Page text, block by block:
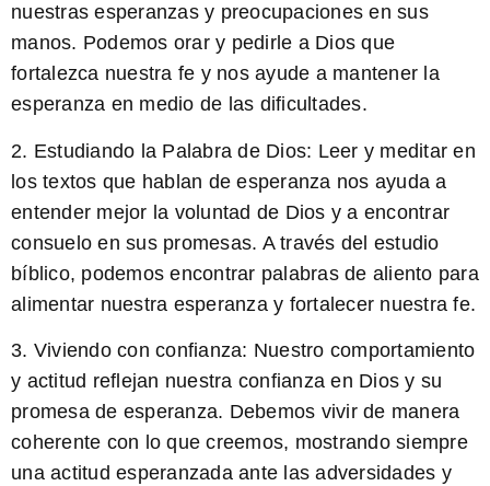
nuestras esperanzas y preocupaciones en sus
manos. Podemos orar y pedirle a Dios que
fortalezca nuestra fe y nos ayude a mantener la
esperanza en medio de las dificultades.
2. Estudiando la Palabra de Dios: Leer y meditar en
los textos que hablan de esperanza nos ayuda a
entender mejor la voluntad de Dios y a encontrar
consuelo en sus promesas. A través del estudio
bíblico, podemos encontrar palabras de aliento para
alimentar nuestra esperanza y fortalecer nuestra fe.
3. Viviendo con confianza: Nuestro comportamiento
y actitud reflejan nuestra confianza en Dios y su
promesa de esperanza. Debemos vivir de manera
coherente con lo que creemos, mostrando siempre
una actitud esperanzada ante las adversidades y